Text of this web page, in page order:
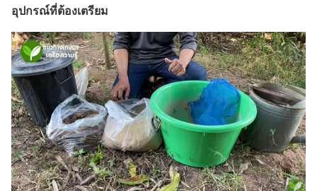
อุปกรณ์ที่ต้องเตรียม